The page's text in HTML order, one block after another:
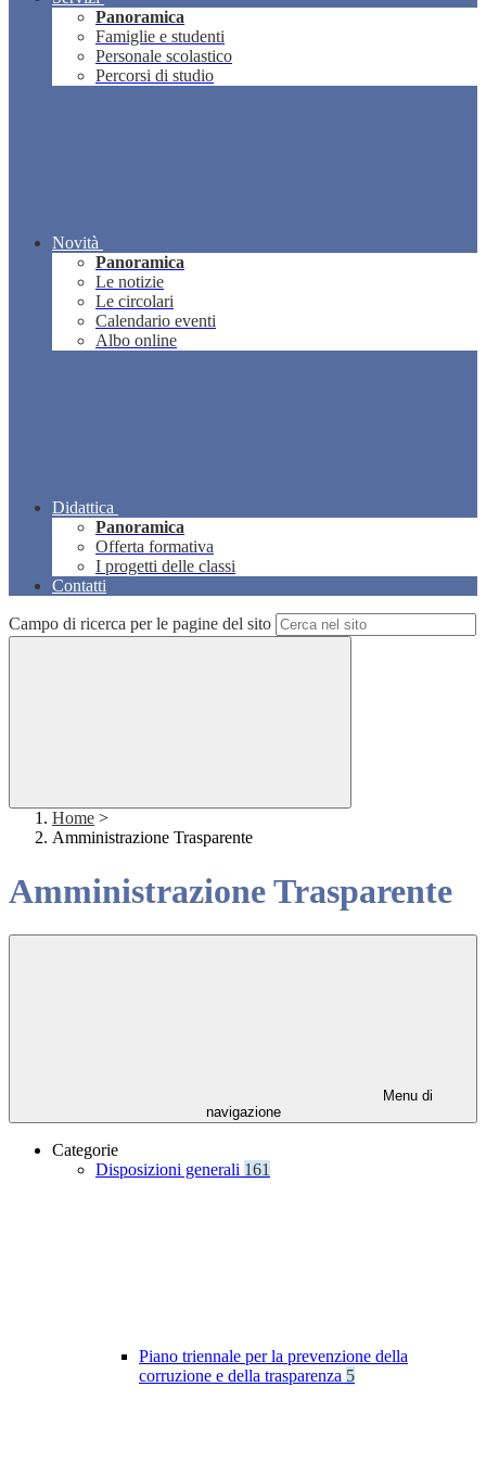
Panoramica
Famiglie e studenti
Personale scolastico
Percorsi di studio
Novità
Panoramica
Le notizie
Le circolari
Calendario eventi
Albo online
Didattica
Panoramica
Offerta formativa
I progetti delle classi
Contatti
Campo di ricerca per le pagine del sito
Home >
Amministrazione Trasparente
Amministrazione Trasparente
Menu di
navigazione
Categorie
Disposizioni generali 161
Piano triennale per la prevenzione della
corruzione e della trasparenza 5